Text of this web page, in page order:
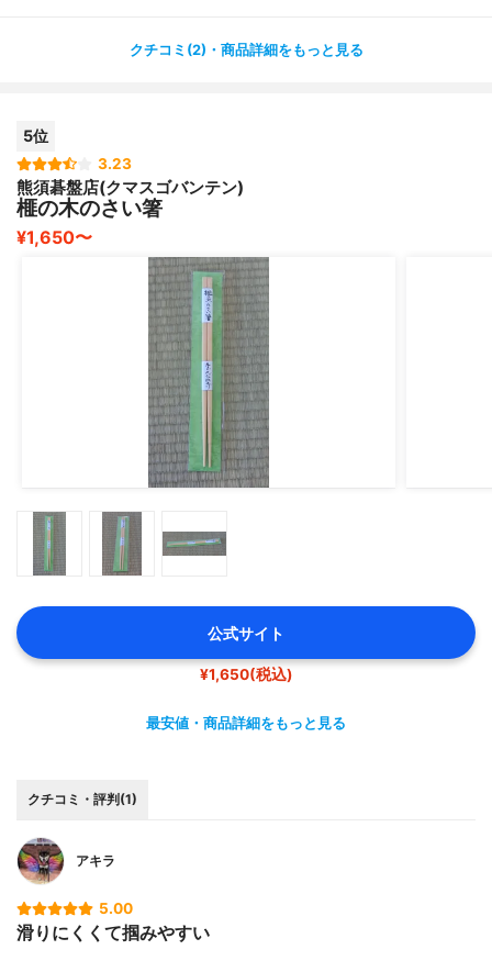
しかも、親切にも2,5㏄の部分にもラインが入っているた
③「フォーク」→スプーンと対になっている部分は、食
材を刺すことができるようなフォーク型の設計です。
お箸では取りにくいものを刺して取ることはもちろん、お
肉などのように中心まで火が通っているかなどの確認にも
使えます★
④「味見の時に」→お料理をしていて「ちょっと味見」
という時にわざわざスプーンや小皿を取り出したり、煩わ
軽量スプーンの部分を使えば、ちょこっと味見にも利用で
シリコンなので、熱さも和らぎやすいです☆
たかが菜箸にこんなにたくさんの機能がついているなん
て、驚きですよね。
こまごました洗い物も減って、忙しい主婦の方の強い味方
になってくれます(^^♪
クチコミ(2)・商品詳細をもっと見る
5位
3.23
熊須碁盤店(クマスゴバンテン)
榧の木のさい箸
¥1,650〜
公式サイト
¥1,650(税込)
最安値・商品詳細をもっと見る
クチコミ・評判(1)
アキラ
5.00
滑りにくくて掴みやすい